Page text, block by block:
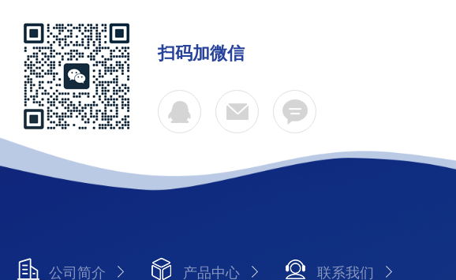
扫码加微信
公司简介 产品中心 联系我们